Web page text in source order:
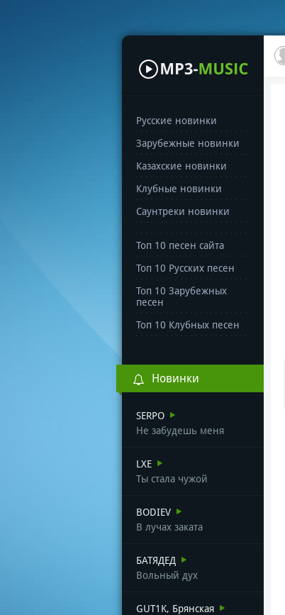
Русские новинки
Зарубежные новинки
Казахские новинки
Клубные новинки
Саунтреки новинки
Топ 10 песен сайта
Топ 10 Русских песен
Топ 10 Зарубежных
песен
Топ 10 Клубных песен
Новинки
SERPO
Не забудешь меня
LXE
Ты стала чужой
BODIEV
В лучах заката
БАТЯДЕД
Вольный дух
GUT1K, Брянская